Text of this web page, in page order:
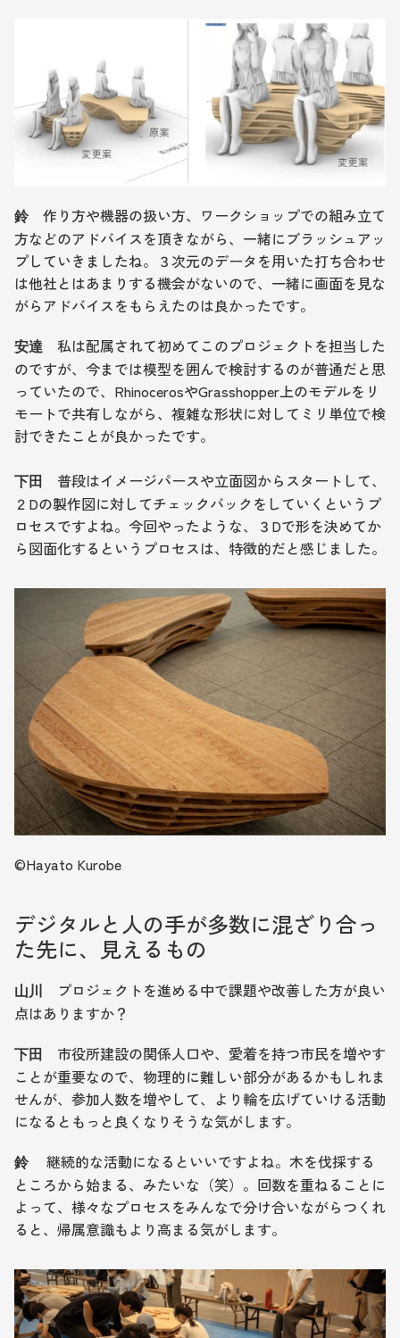
鈴 作り方や機器の扱い方、ワークショップでの組み立て
方などのアドバイスを頂きながら、一緒にブラッシュアッ
プしていきましたね。３次元のデータを用いた打ち合わせ
は他社とはあまりする機会がないので、一緒に画面を見な
がらアドバイスをもらえたのは良かったです。
安達
私は配属されて初めてこのプロジェクトを担当した
のですが、今までは模型を囲んで検討するのが普通だと思
っていたので、RhinocerosやGrasshopper上のモデルをリ
モートで共有しながら、複雑な形状に対してミリ単位で検
討できたことが良かったです。
下田
普段はイメージパースや立面図からスタートして、
２Dの製作図に対してチェックバックをしていくというプ
ロセスですよね。今回やったような、３Dで形を決めてか
ら図面化するというプロセスは、特徴的だと感じました。
©︎Hayato Kurobe
デジタルと人の手が多数に混ざり合っ
た先に、見えるもの
山川
プロジェクトを進める中で課題や改善した方が良い
点はありますか？
下田
市役所建設の関係人口や、愛着を持つ市民を増やす
ことが重要なので、物理的に難しい部分があるかもしれま
せんが、参加人数を増やして、より輪を広げていける活動
になるともっと良くなりそうな気がします。
鈴 継続的な活動になるといいですよね。木を伐採する
ところから始まる、みたいな（笑）。回数を重ねることに
よって、様々なプロセスをみんなで分け合いながらつくれ
ると、帰属意識もより高まる気がします。